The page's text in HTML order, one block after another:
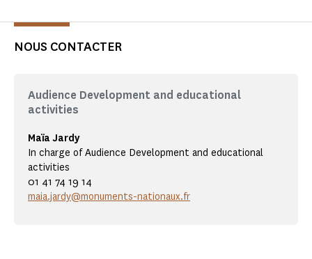
NOUS CONTACTER
Audience Development and educational
activities
Maïa Jardy
In charge of Audience Development and educational
activities
01 41 74 19 14
maia.jardy@monuments-nationaux.fr